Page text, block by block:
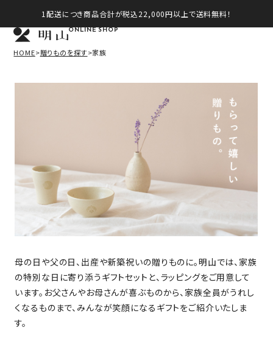
1配送につき商品合計が税込22,000円以上で送料無料！
ONLINE SHOP
HOME 贈りものを探す 家族
母の日や父の日、出産や新築祝いの贈りものに。明山では、家族
の特別な日に寄り添うギフトセットと、ラッピングをご用意して
います。お父さんやお母さんが喜ぶものから、家族全員がうれし
くなるものまで、みんなが笑顔になるギフトをご紹介いたしま
す。